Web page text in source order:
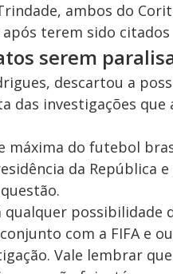
ambos do
terem sido citados
serem
descartou a
das investigações
máxima do futebol
da República
qualquer
com a FIFA e
Vale lembrar